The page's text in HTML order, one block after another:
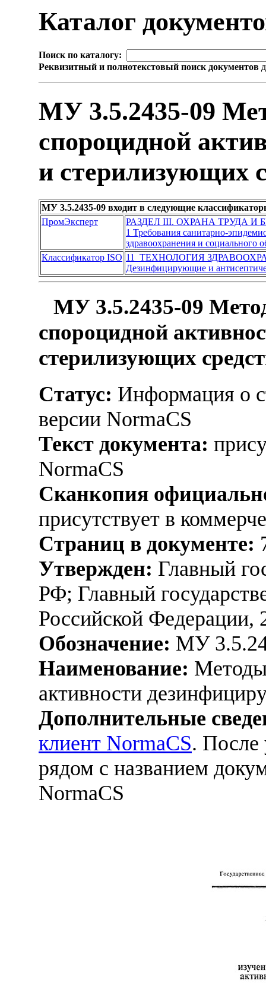
Каталог
Поиск по каталогу:
Реквизитный и полнотекстовый поиск документов
МУ 3.5.2435-09
спороцидной
и стерилизующих
МУ 3.5.2435-09 входит в следующие
ПромЭксперт
РАЗДЕЛ III. ОХРАНА ТРУДА И
1 Требования санитарно-
здравоохранения и социального
Классификатор ISO 11 ТЕХНОЛОГИЯ
Дезинфицирующие и
МУ 3.5.2435-09
спороцидной
стерилизующих
Статус: Информация о
версии NormaCS
Текст документа:
NormaCS
Сканкопия
присутствует в
Страниц в документе:
Утвержден: Главный
РФ; Главный
Российской Федерации,
Обозначение: МУ
Наименование:
активности
Дополнительные
клиент NormaCS. После
рядом с названием
NormaCS